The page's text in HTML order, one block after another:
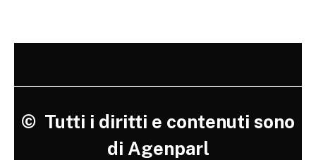
© Tutti i diritti e contenuti sono
di Agenparl